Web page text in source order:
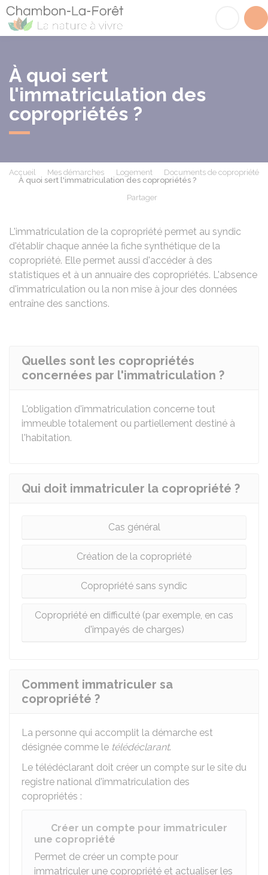
À quoi sert
l'immatriculation des
copropriétés ?
Accueil Mes démarches Logement
Documents de copropriété
À quoi sert l'immatriculation des copropriétés ?
Partager
L'immatriculation de la copropriété permet au syndic
d'établir chaque année la fiche synthétique de la
copropriété. Elle permet aussi d'accéder à des
statistiques et à un annuaire des copropriétés. L'absence
d'immatriculation ou la non mise à jour des données
entraîne des sanctions.
Quelles sont les copropriétés
concernées par l'immatriculation ?
L'obligation d'immatriculation concerne tout
immeuble totalement ou partiellement destiné à
l'habitation.
Qui doit immatriculer la copropriété ?
Cas général
Création de la copropriété
Copropriété sans syndic
Copropriété en difficulté (par exemple, en cas
d'impayés de charges)
Comment immatriculer sa
copropriété ?
La personne qui accomplit la démarche est
désignée comme le télédéclarant.
Le télédéclarant doit créer un compte sur le site du
registre national d'immatriculation des
copropriétés :
Créer un compte pour immatriculer
une copropriété
Permet de créer un compte pour
immatriculer une copropriété et actualiser les